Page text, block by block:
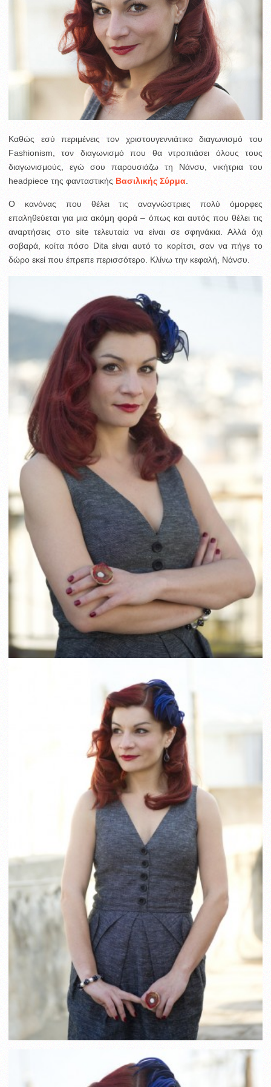
Καθώς εσύ περιμένεις τον χριστουγεννιάτικο διαγωνισμό του
Fashionism, τον διαγωνισμό που θα ντροπιάσει όλους τους
διαγωνισμούς, εγώ σου παρουσιάζω τη Νάνσυ, νικήτρια του
headpiece της φανταστικής Βασιλικής Σύρμα
Ο κανόνας που θέλει τις αναγνώστριες πολύ όμορφες
επαληθεύεται για μια ακόμη φορά – όπως και αυτός που θέλει τις
αναρτήσεις στο site τελευταία να είναι σε σφηνάκια. Αλλά όχι
σοβαρά, κοίτα πόσο Dita είναι αυτό το κορίτσι, σαν να πήγε το
δώρο εκεί που έπρεπε περισσότερο. Κλίνω την κεφαλή, Νάνσυ.